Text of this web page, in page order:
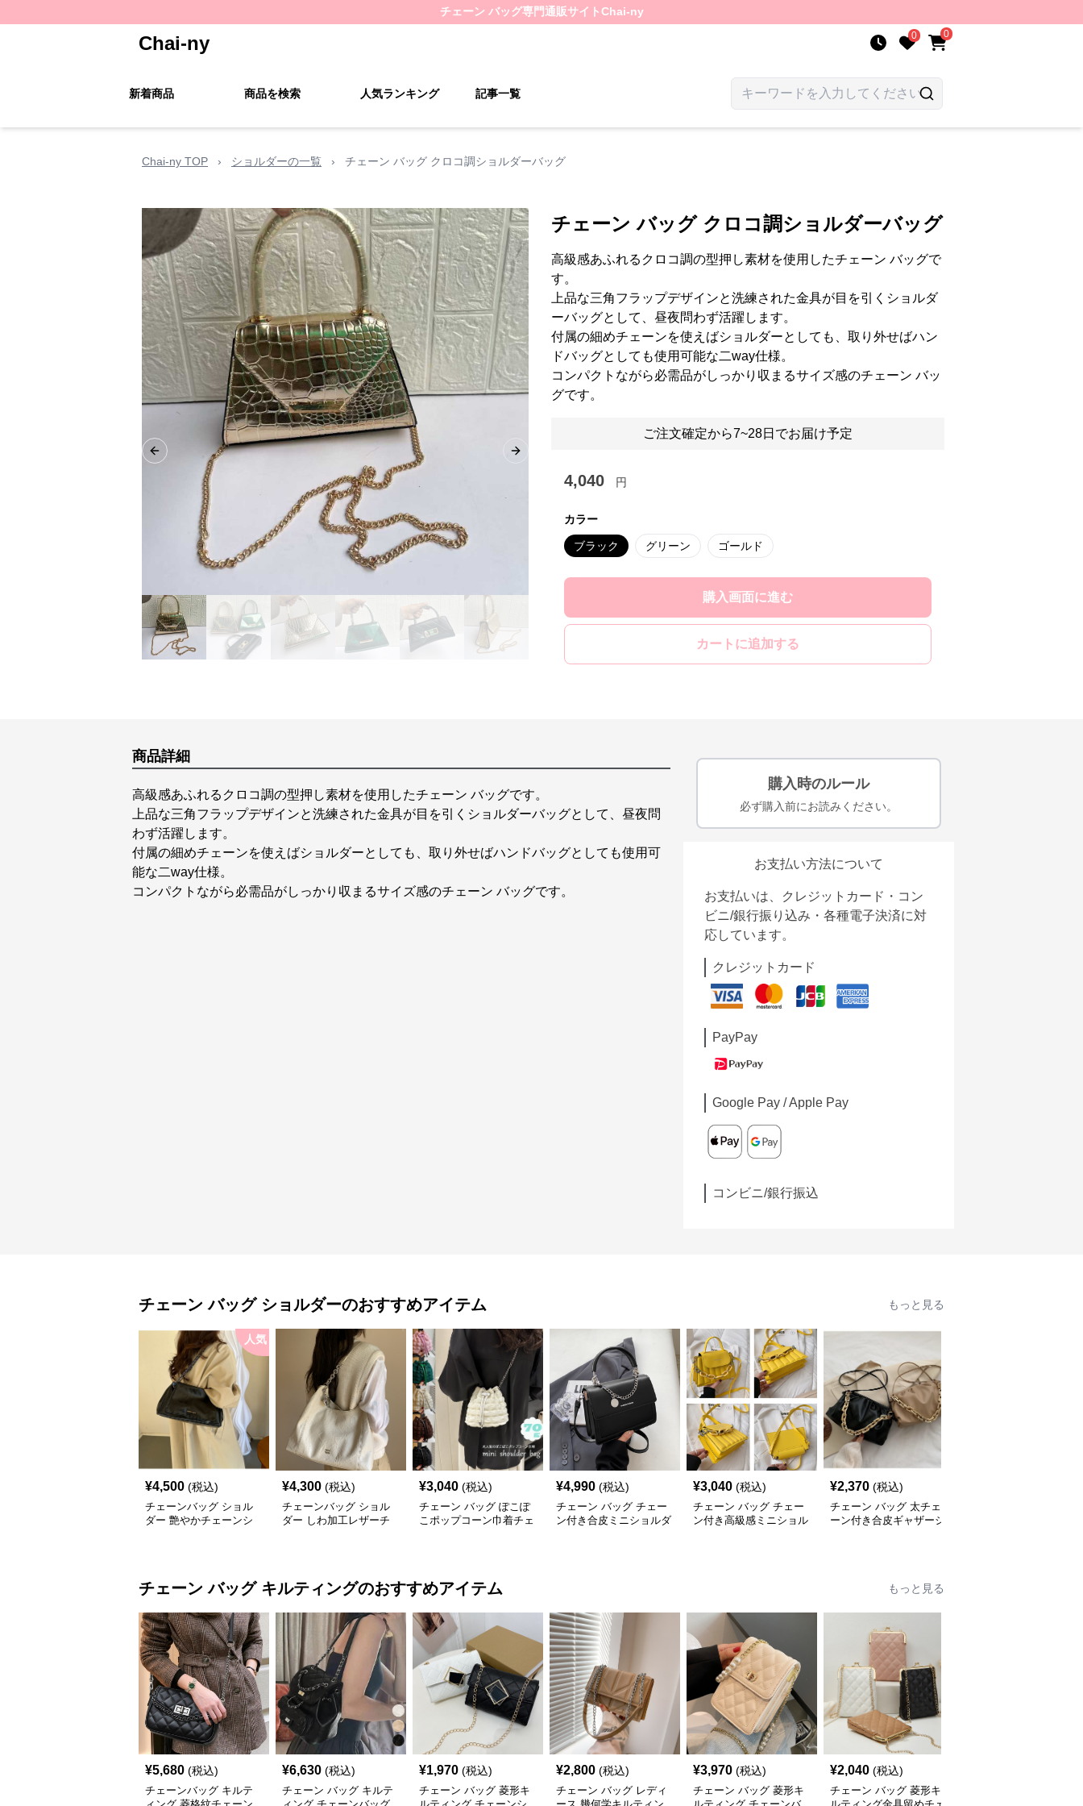
チェーン バッグ専門通販サイトChai-ny
Chai-ny 0 0
新着商品 商品を検索 人気ランキング 記事一覧
Chai-ny TOP › ショルダーの一覧 › チェーン バッグ クロコ調ショルダーバッグ
Previous slide Next slide
チェーン バッグ クロコ調ショルダーバッグ
高級感あふれるクロコ調の型押し素材を使用したチェーン バッグで
す。
上品な三角フラップデザインと洗練された金具が目を引くショルダ
ーバッグとして、昼夜問わず活躍します。
付属の細めチェーンを使えばショルダーとしても、取り外せばハン
ドバッグとしても使用可能な二way仕様。
コンパクトながら必需品がしっかり収まるサイズ感のチェーン バッ
グです。
ご注文確定から7~28日でお届け予定
4,040 円
カラー
ブラック グリーン ゴールド
購入画面に進む
カートに追加する
商品詳細
高級感あふれるクロコ調の型押し素材を使用したチェーン バッグです。
上品な三角フラップデザインと洗練された金具が目を引くショルダーバッグとして、昼夜問
わず活躍します。
付属の細めチェーンを使えばショルダーとしても、取り外せばハンドバッグとしても使用可
能な二way仕様。
コンパクトながら必需品がしっかり収まるサイズ感のチェーン バッグです。
購入時のルール
必ず購入前にお読みください。
お支払い方法について
お支払いは、クレジットカード・コン
ビニ/銀行振り込み・各種電子決済に対
応しています。
クレジットカード
PayPay
Google Pay / Apple Pay
コンビニ/銀行振込
チェーン バッグ ショルダーのおすすめアイテム もっと見る
人気
¥4,500 (税込)
チェーンバッグ ショル
ダー 艶やかチェーンシ
¥4,300 (税込)
チェーンバッグ ショル
ダー しわ加工レザーチ
¥3,040 (税込)
チェーン バッグ ぽこぽ
こポップコーン巾着チェ
¥4,990 (税込)
チェーン バッグ チェー
ン付き合皮ミニショルダ
¥3,040 (税込)
チェーン バッグ チェー
ン付き高級感ミニショル
¥2,370 (税込)
チェーン バッグ 太チェ
ーン付き合皮ギャザーシ
チェーン バッグ キルティングのおすすめアイテム もっと見る
¥5,680 (税込)
チェーンバッグ キルテ
¥6,630 (税込)
チェーン バッグ キルテ
¥1,970 (税込)
チェーン バッグ 菱形キ
¥2,800 (税込)
チェーン バッグ レディ
¥3,970 (税込)
チェーン バッグ 菱形キ
¥2,040 (税込)
チェーン バッグ 菱形キ